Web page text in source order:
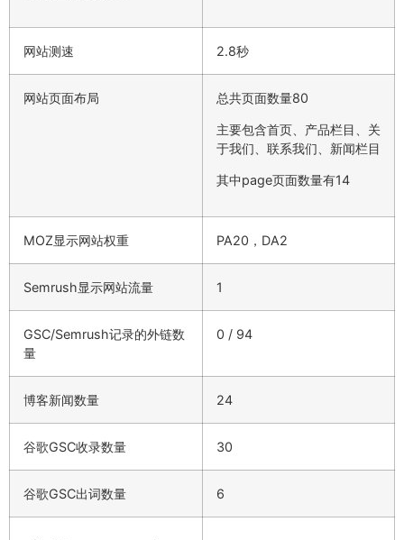
网站测速 2.8秒
网站页面布局 总共页面数量80
主要包含首页、产品栏目、关
于我们、联系我们、新闻栏目
其中page页面数量有14
MOZ显示网站权重 PA20，DA2
Semrush显示网站流量 1
GSC/Semrush记录的外链数
量
0 / 94
博客新闻数量 24
谷歌GSC收录数量 30
谷歌GSC出词数量 6